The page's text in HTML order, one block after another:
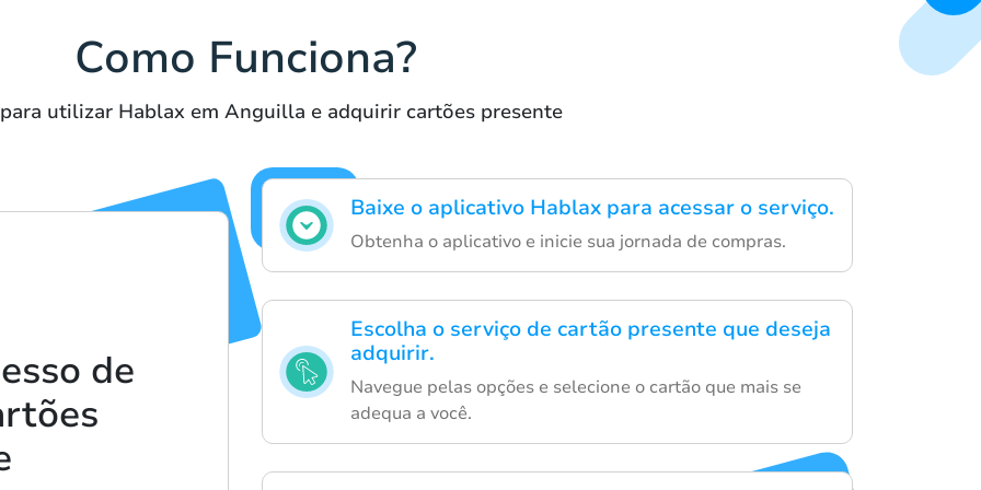
Como Funciona?
utilizar Hablax em Anguilla e adquirir cartões presente
Baixe o aplicativo Hablax para acessar o serviço.
Obtenha o aplicativo e inicie sua jornada de compras.
Escolha o serviço de cartão presente que deseja
adquirir.
Navegue pelas opções e selecione o cartão que mais se
adequa a você.
de